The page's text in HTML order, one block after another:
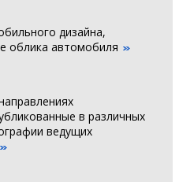
дизайна,
облика автомобиля
в различных
ведущих